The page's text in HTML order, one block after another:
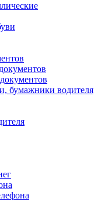
бумажники водителя